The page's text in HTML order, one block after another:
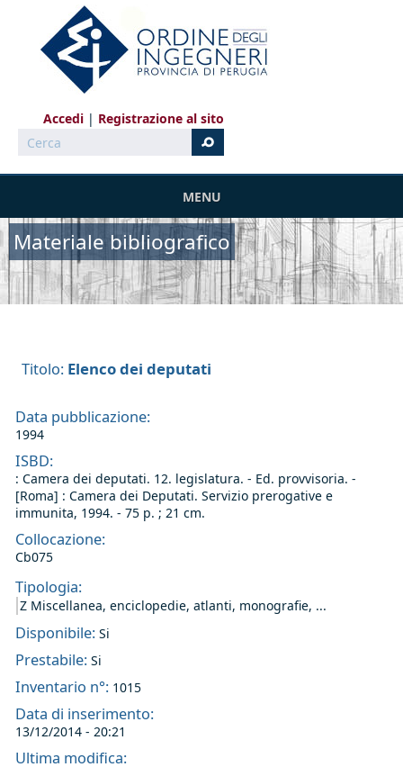
Salta al contenuto principale
Accedi
Registrazione al sito
Cerca
MENU
Materiale bibliografico
Titolo: Elenco dei deputati
Data pubblicazione:
1994
ISBD:
: Camera dei deputati. 12. legislatura. - Ed. provvisoria. -
[Roma] : Camera dei Deputati. Servizio prerogative e
immunita, 1994. - 75 p. ; 21 cm.
Collocazione:
Cb075
Tipologia:
Z Miscellanea, enciclopedie, atlanti, monografie, ...
Disponibile: Si
Prestabile: Si
Inventario n°: 1015
Data di inserimento:
13/12/2014 - 20:21
Ultima modifica: